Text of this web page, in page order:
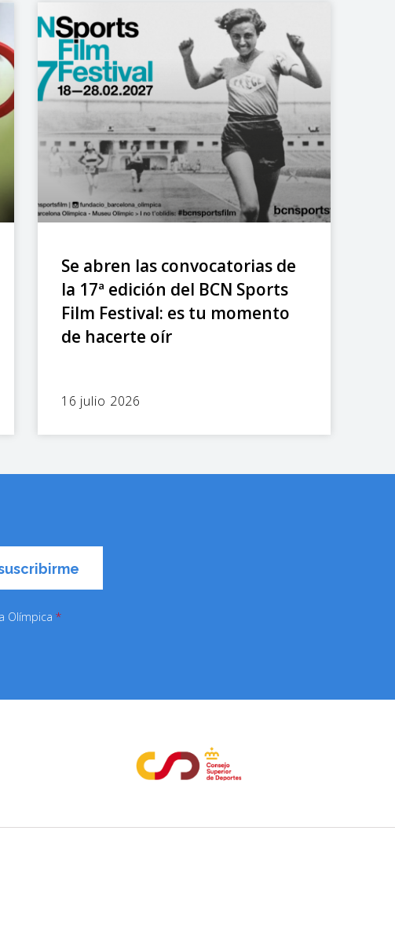
Se abren las convocatorias de
la 17ª edición del BCN Sports
Film Festival: es tu momento
de hacerte oír
16 julio 2026
Olímpica *